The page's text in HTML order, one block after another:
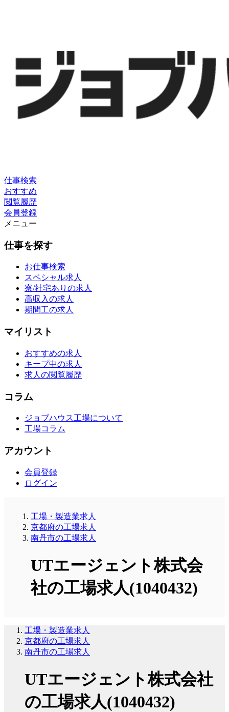
仕事検索
おすすめ
閲覧履歴
会員登録
メニュー
仕事を探す
お仕事検索
スペシャル求人
寮/社宅ありの求人
高収入の求人
期間工の求人
マイリスト
おすすめの求人
キープ中の求人
求人の閲覧履歴
コラム
ジョブハウス工場について
工場コラム
アカウント
会員登録
ログイン
工場・製造業求人
京都府の工場求人
南丹市の工場求人
UTエージェント株式会
社の工場求人(1040432)
工場・製造業求人
京都府の工場求人
南丹市の工場求人
UTエージェント株式会社
の工場求人(1040432)